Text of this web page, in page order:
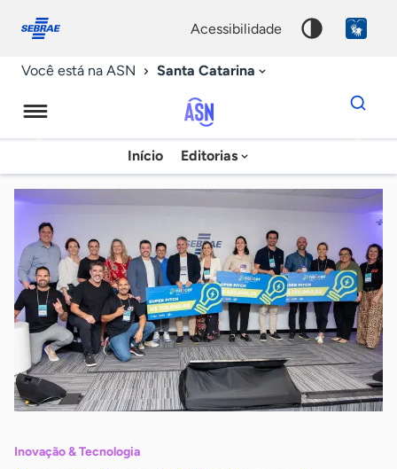
conosco
acessibilidade
Você está na ASN Santa Catarina
Agência
Sebrae
de
Notícias
Início Editorias
Dados
para
chave
Inovação & Tecnologia